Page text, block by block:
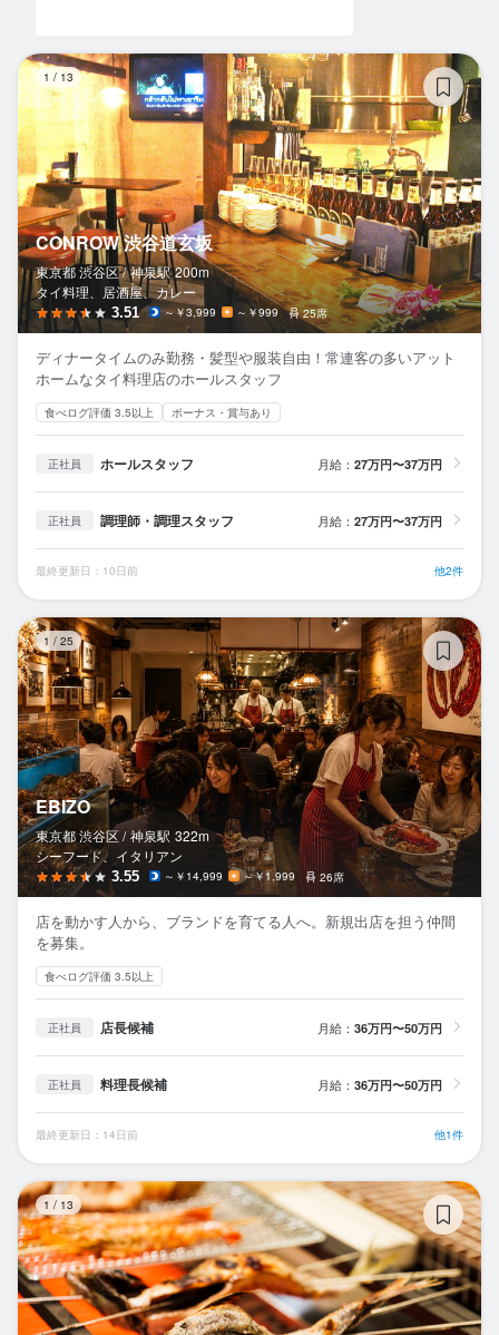
1 / 13
CONROW 渋谷道玄坂
東京都 渋谷区 / 神泉駅 200m
タイ料理、居酒屋、カレー
3.51 ～￥3,999 ～￥999 25席
ディナータイムのみ勤務・髪型や服装自由！常連客の多いアット
ホームなタイ料理店のホールスタッフ
食べログ評価 3.5以上 ボーナス・賞与あり
正社員 ホールスタッフ 月給： 27万円〜37万円
正社員 調理師・調理スタッフ 月給： 27万円〜37万円
最終更新日：10日前 他2件
1 / 25
EBIZO
東京都 渋谷区 / 神泉駅 322m
シーフード、イタリアン
3.55 ～￥14,999 ～￥1,999 26席
店を動かす人から、ブランドを育てる人へ。新規出店を担う仲間
を募集。
食べログ評価 3.5以上
正社員 店長候補 月給： 36万円〜50万円
正社員 料理長候補 月給： 36万円〜50万円
最終更新日：14日前 他1件
1 / 13